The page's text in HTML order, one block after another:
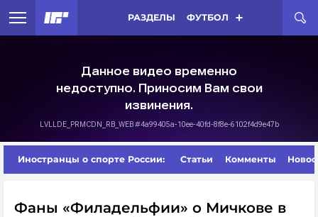
РАЗДЕЛЫ ФУТБОЛ
Иностранцы о спорте России: Статьи Комменты
Фаны «Филадельфии» о Мичкове в